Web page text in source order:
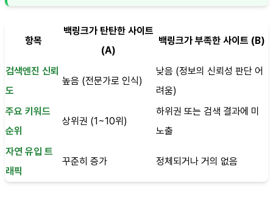
항목
백링크가 탄탄한 사이트
(A)
백링크가 부족한 사이트 (B)
검색엔진 신뢰
도
높음 (전문가로 인식)
낮음 (정보의 신뢰성 판단 어
려움)
주요 키워드
순위
상위권 (1~10위)
하위권 또는 검색 결과에 미
노출
자연 유입 트
래픽
꾸준히 증가 정체되거나 거의 없음